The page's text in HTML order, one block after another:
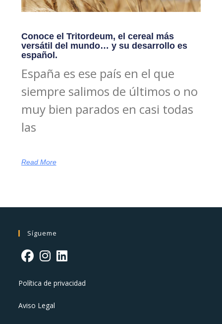
Conoce el Tritordeum, el cereal más
versátil del mundo… y su desarrollo es
español.
España es ese país en el que
siempre salimos de últimos o no
muy bien parados en casi todas
las
Read More
Sígueme
Política de privacidad
Aviso Legal